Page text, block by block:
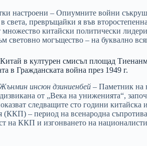
настроени – Опиумните войни
света, превръщайки я във
китайски политически
световно могъщество – на буквално
в културен смисъл площад
в Гражданската война през 1949 г.
Жънмин инсюн дзиниенбей – Паметник на
от „Века на униженията“,
следващите сто години китайска
(ККП) – период на всенародна
на ККП и изгонването на